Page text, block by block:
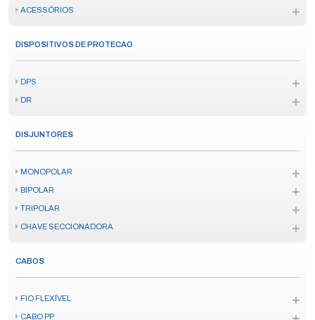
ACESSÓRIOS
DISPOSITIVOS DE PROTECAO
DPS
DR
DISJUNTORES
MONOPOLAR
BIPOLAR
TRIPOLAR
CHAVE SECCIONADORA
CABOS
FIO FLEXÍVEL
CABO PP